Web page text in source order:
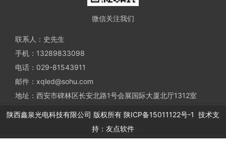
微信关注我们
联系人：史先生
手机：13289833098
电话：029-81543911
邮件：xqled@sohu.com
地址：西安市碑林区长安北路1号会展国际大厦北厅1312室
陕西鑫泉光电科技有限公司 版权所有 陕ICP备15011122号-1 技术支
持： 友点软件